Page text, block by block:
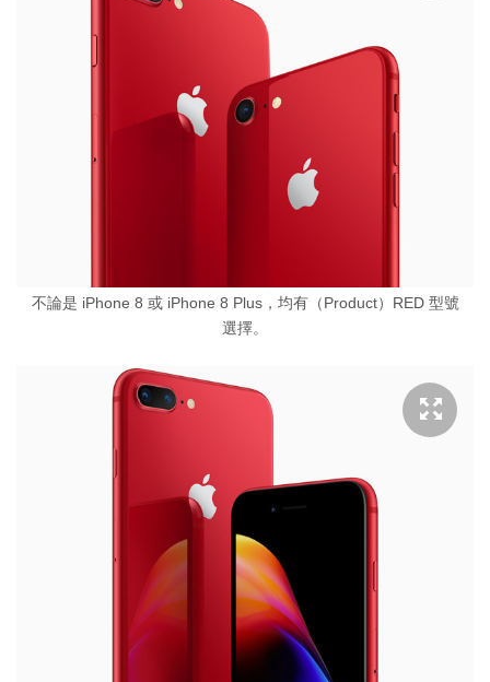
不論是 iPhone 8 或 iPhone 8 Plus，均有（Product）RED 型號
選擇。